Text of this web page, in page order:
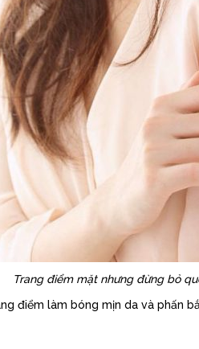
Trang điểm mặt nhưng đừng bỏ
điểm làm bóng mịn da và phấn